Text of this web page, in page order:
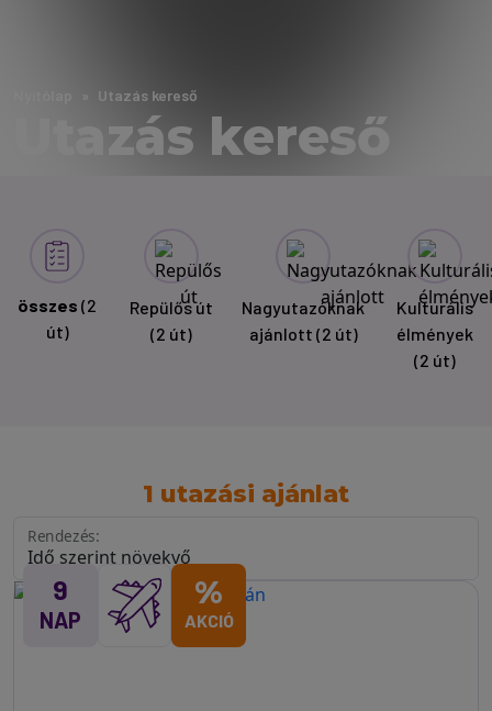
Utazás kereső
Utazás kereső
összes (2
út)
Repülős út
(2 út)
Nagyutazóknak
ajánlott (2 út)
Kulturális
élmények
(2 út)
1 utazási ajánlat
Rendezés:
9
NAP
%
AKCIÓ